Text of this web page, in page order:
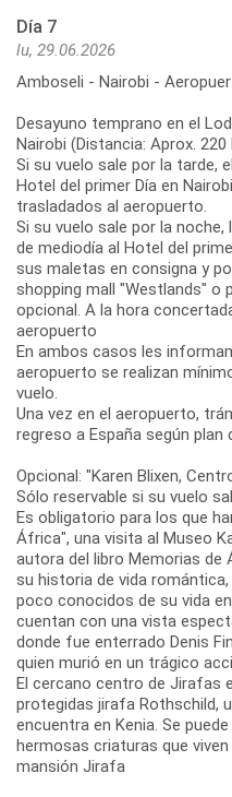
Día 7
lu, 29.06.2026
Amboseli - Nairobi -
Desayuno temprano en el
Nairobi (Distancia: Aprox.
Si su vuelo sale por la tarde,
Hotel del primer Día en
trasladados al aeropuerto.
Si su vuelo sale por la
de mediodía al Hotel del
sus maletas en consigna y
shopping mall "Westlands" o
opcional. A la hora
aeropuerto
En ambos casos les
aeropuerto se realizan
vuelo.
Una vez en el aeropuerto,
regreso a España según plan
Opcional: "Karen Blixen,
Sólo reservable si su vuelo
Es obligatorio para los que
África", una visita al Museo
autora del libro Memorias de
su historia de vida
poco conocidos de su vida
cuentan con una vista
donde fue enterrado Denis
quien murió en un trágico
El cercano centro de Jirafas
protegidas jirafa Rothschild,
encuentra en Kenia. Se
hermosas criaturas que
mansión Jirafa